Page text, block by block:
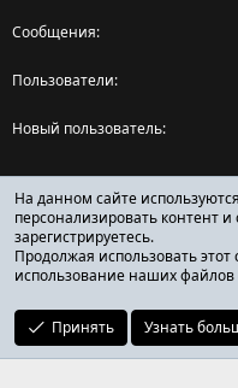
Сообщения
Пользователи
Новый пользователь
Поделиться страницей
Facebook
X (Twitter)
Reddit
ОТЗЫВЫ ОНЛАЙН ФОРУМ
На данном сайте
персонализировать контент
зарегистрируетесь.
Продолжая использовать
использование наших файлов
Принять Узнать